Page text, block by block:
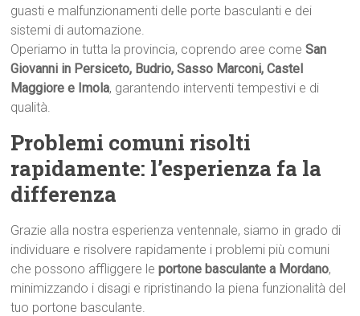
guasti e malfunzionamenti delle porte basculanti e dei
sistemi di automazione.
Operiamo in tutta la provincia, coprendo aree comeSan
Giovanni in Persiceto, Budrio, Sasso Marconi, Castel
Maggiore e Imola, garantendo interventi tempestivi e di
qualità.
Problemi comuni risolti
rapidamente: l’esperienza fa la
differenza
Grazie alla nostra esperienza ventennale, siamo in grado di
individuare e risolvere rapidamente i problemi più comuni
che possono affliggere leportone basculante a Mordano,
minimizzando i disagi e ripristinando la piena funzionalità del
tuo portone basculante.